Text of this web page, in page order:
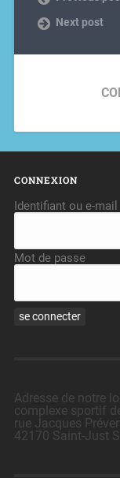
Next post
CONNEXION
Identifiant ou e-mail
Mot de passe
Adresse de notre
complexe sportif
rue Jacques
42170 Saint-Just